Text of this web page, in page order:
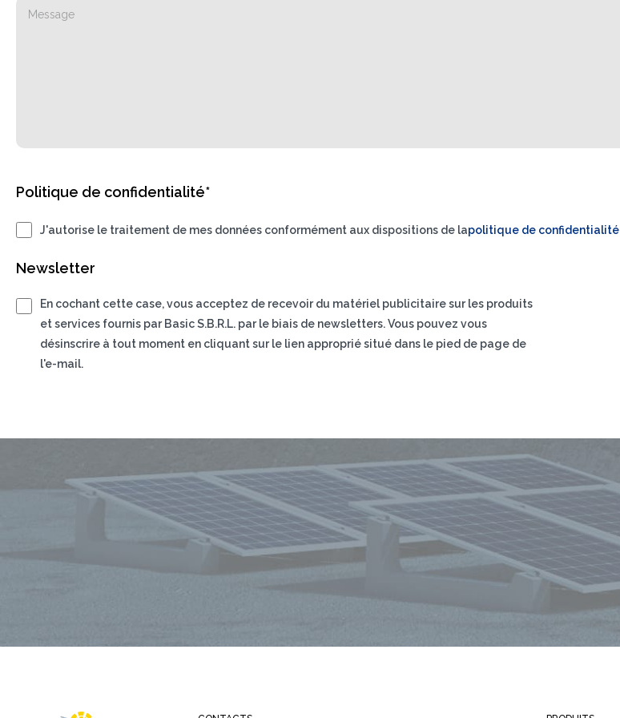
Politique de confidentialité*
J'autorise le traitement de mes données conformément aux dispositions de lapolitique de confidentialité
Newsletter
En cochant cette case, vous acceptez de recevoir du matériel publicitaire sur les produits
et services fournis par Basic S.B.R.L. par le biais de newsletters. Vous pouvez vous
désinscrire à tout moment en cliquant sur le lien approprié situé dans le pied de page de
l'e-mail.